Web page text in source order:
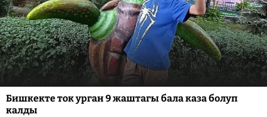
Бишкекте ток урган 9 жаштагы бала каза болуп
калды